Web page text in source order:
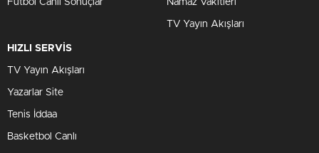
Futbol Canlı Sonuçlar Namaz Vakitleri
TV Yayın Akışları
HIZLI SERVİS
TV Yayın Akışları
Yazarlar Site
Tenis İddaa
Basketbol Canlı